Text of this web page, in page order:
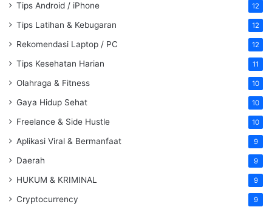
Tips Android / iPhone 12
Tips Latihan & Kebugaran 12
Rekomendasi Laptop / PC 12
Tips Kesehatan Harian 11
Olahraga & Fitness 10
Gaya Hidup Sehat 10
Freelance & Side Hustle 10
Aplikasi Viral & Bermanfaat 9
Daerah 9
HUKUM & KRIMINAL 9
Cryptocurrency 9